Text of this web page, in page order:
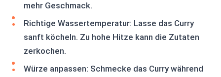
mehr Geschmack.
Richtige Wassertemperatur: Lasse das Curry
sanft köcheln. Zu hohe Hitze kann die Zutaten
zerkochen.
Würze anpassen: Schmecke das Curry während